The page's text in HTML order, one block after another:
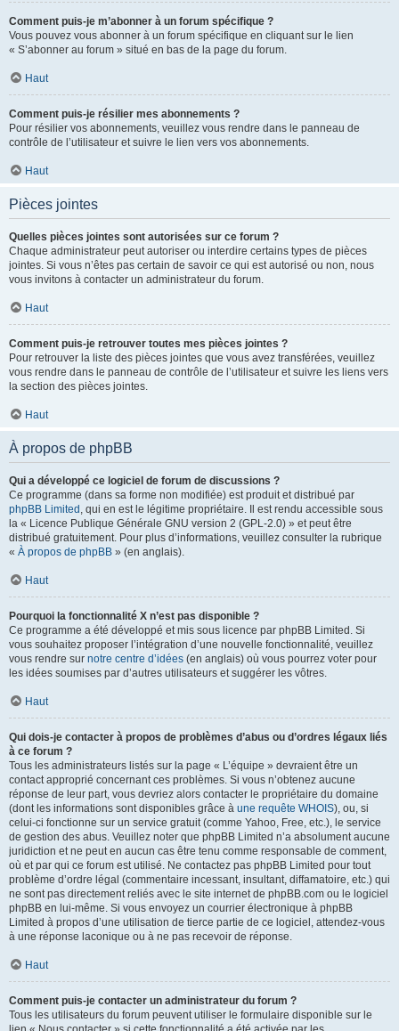
Comment puis-je m’abonner à un forum spécifique ?
Vous pouvez vous abonner à un forum spécifique en cliquant sur le lien
« S’abonner au forum » situé en bas de la page du forum.
Haut
Comment puis-je résilier mes abonnements ?
Pour résilier vos abonnements, veuillez vous rendre dans le panneau de
contrôle de l’utilisateur et suivre le lien vers vos abonnements.
Haut
Pièces jointes
Quelles pièces jointes sont autorisées sur ce forum ?
Chaque administrateur peut autoriser ou interdire certains types de pièces
jointes. Si vous n’êtes pas certain de savoir ce qui est autorisé ou non, nous
vous invitons à contacter un administrateur du forum.
Haut
Comment puis-je retrouver toutes mes pièces jointes ?
Pour retrouver la liste des pièces jointes que vous avez transférées, veuillez
vous rendre dans le panneau de contrôle de l’utilisateur et suivre les liens vers
la section des pièces jointes.
Haut
À propos de phpBB
Qui a développé ce logiciel de forum de discussions ?
Ce programme (dans sa forme non modifiée) est produit et distribué par
phpBB Limited , qui en est le légitime propriétaire. Il est rendu accessible sous
la « Licence Publique Générale GNU version 2 (GPL-2.0) » et peut être
distribué gratuitement. Pour plus d’informations, veuillez consulter la rubrique
« À propos de phpBB » (en anglais).
Haut
Pourquoi la fonctionnalité X n’est pas disponible ?
Ce programme a été développé et mis sous licence par phpBB Limited. Si
vous souhaitez proposer l’intégration d’une nouvelle fonctionnalité, veuillez
vous rendre sur notre centre d’idées (en anglais) où vous pourrez voter pour
les idées soumises par d’autres utilisateurs et suggérer les vôtres.
Haut
Qui dois-je contacter à propos de problèmes d’abus ou d’ordres légaux liés
à ce forum ?
Tous les administrateurs listés sur la page « L’équipe » devraient être un
contact approprié concernant ces problèmes. Si vous n’obtenez aucune
réponse de leur part, vous devriez alors contacter le propriétaire du domaine
(dont les informations sont disponibles grâce à une requête WHOIS), ou, si
celui-ci fonctionne sur un service gratuit (comme Yahoo, Free, etc.), le service
de gestion des abus. Veuillez noter que phpBB Limited n’a absolument aucune
juridiction et ne peut en aucun cas être tenu comme responsable de comment,
où et par qui ce forum est utilisé. Ne contactez pas phpBB Limited pour tout
problème d’ordre légal (commentaire incessant, insultant, diffamatoire, etc.) qui
ne sont pas directement reliés avec le site internet de phpBB.com ou le logiciel
phpBB en lui-même. Si vous envoyez un courrier électronique à phpBB
Limited à propos d’une utilisation de tierce partie de ce logiciel, attendez-vous
à une réponse laconique ou à ne pas recevoir de réponse.
Haut
Comment puis-je contacter un administrateur du forum ?
Tous les utilisateurs du forum peuvent utiliser le formulaire disponible sur le